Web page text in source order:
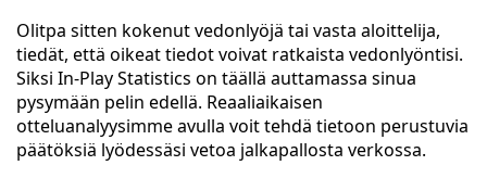
Olitpa sitten kokenut vedonlyöjä tai vasta aloittelija,
tiedät, että oikeat tiedot voivat ratkaista vedonlyöntisi.
Siksi In-Play Statistics on täällä auttamassa sinua
pysymään pelin edellä. Reaaliaikaisen
otteluanalyysimme avulla voit tehdä tietoon perustuvia
päätöksiä lyödessäsi vetoa jalkapallosta verkossa.